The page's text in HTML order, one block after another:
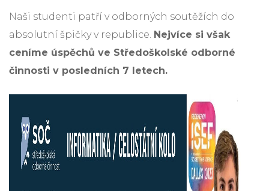
Naši studenti patří v odborných soutěžích do
absolutní špičky v republice. Nejvíce si však
ceníme úspěchů ve Středoškolské odborné
činnosti v posledních 7 letech.